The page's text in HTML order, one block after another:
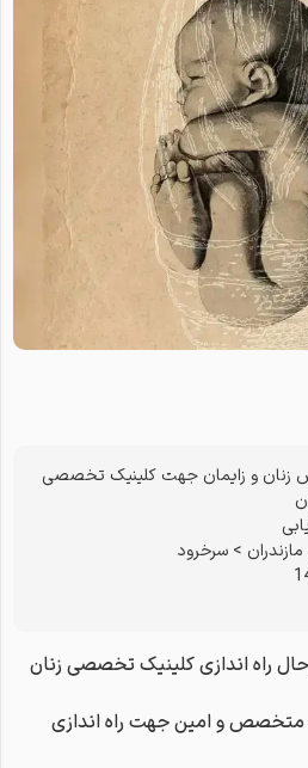
و زایمان جهت کلینیک تخصصی
> سرخرود
راه اندازی کلینیک تخصصی زنان
و امین جهت راه اندازی